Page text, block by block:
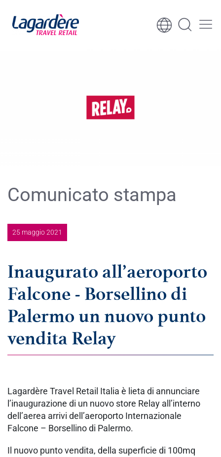
Vai al contenuto
Comunicato stampa
25 maggio 2021
Inaugurato all’aeroporto
Falcone - Borsellino di
Palermo un nuovo punto
vendita Relay
Lagardère Travel Retail Italia è lieta di annunciare
l’inaugurazione di un nuovo store Relay all’interno
dell’aerea arrivi dell’aeroporto Internazionale
Falcone – Borsellino di Palermo.
Il nuovo punto vendita, della superficie di 100mq